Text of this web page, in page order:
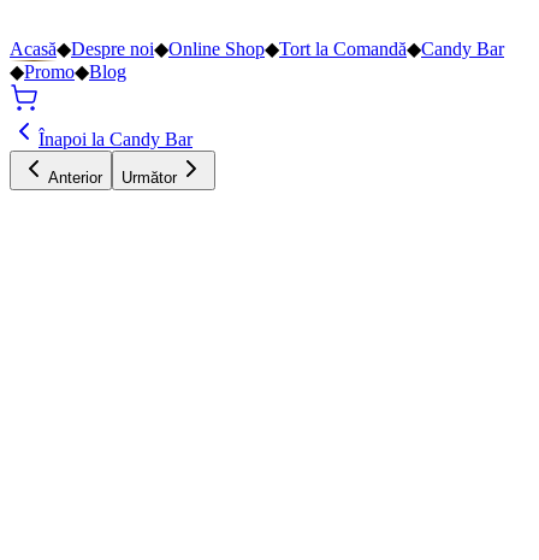
Acasă◆Despre noi◆Online Shop◆Tort la Comandă◆Candy Bar
◆Promo◆Blog
Înapoi la Candy Bar
Anterior Următor